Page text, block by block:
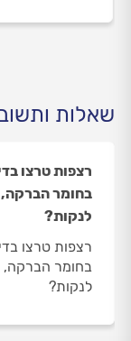
שאלות
רצפות טרצו
בחומר הברקה,
לנקות?
רצפות טרצו
בחומר הברקה,
לנקות?